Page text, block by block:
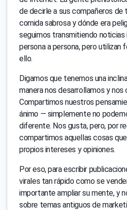
de decirle a sus compañeros de
comida sabrosa y dónde era
seguimos transmitiendo
persona a persona, pero utilizan
ello.
Digamos que tenemos una
manera nos desarrollamos y nos
Compartimos nuestros
ánimo — simplemente no
diferente. Nos gusta, pero, por
compartimos aquellas cosas
propios intereses y opiniones.
Por eso, para escribir
virales tan rápido como se
importante ampliar su mente, y
sobre temas antiguos de